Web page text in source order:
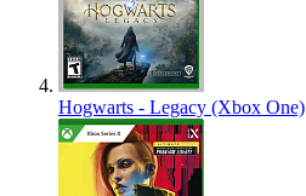
Hogwarts - Legacy (Xbox One)